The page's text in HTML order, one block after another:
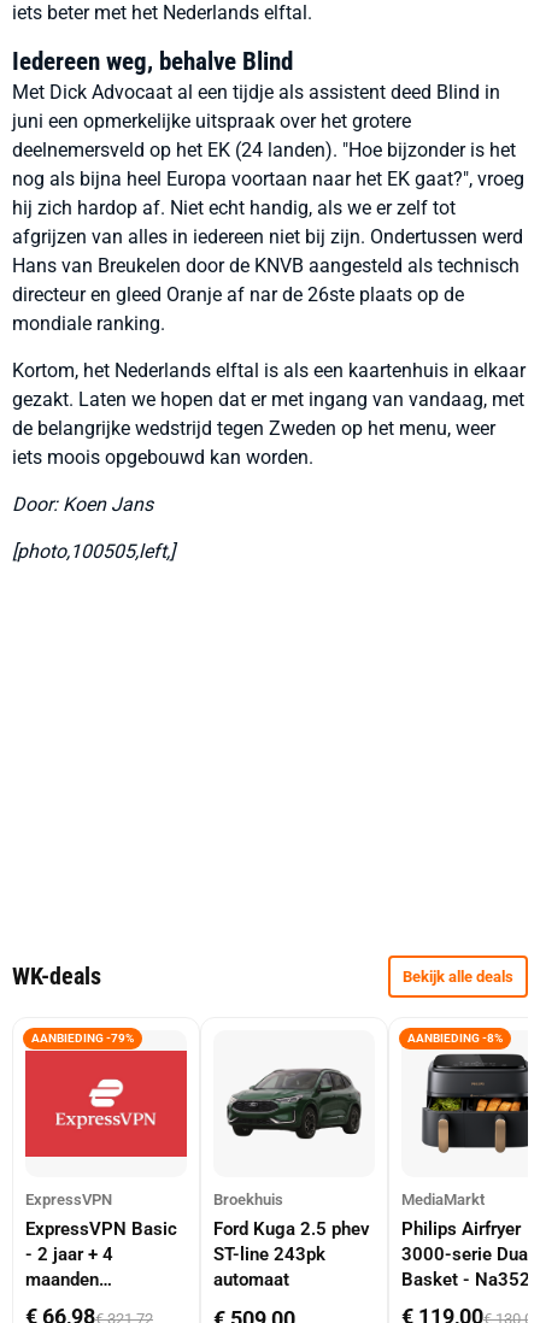
iets beter met het Nederlands elftal.
Iedereen weg, behalve Blind
Met Dick Advocaat al een tijdje als assistent deed Blind in
juni een opmerkelijke uitspraak over het grotere
deelnemersveld op het EK (24 landen). "Hoe bijzonder is het
nog als bijna heel Europa voortaan naar het EK gaat?", vroeg
hij zich hardop af. Niet echt handig, als we er zelf tot
afgrijzen van alles in iedereen niet bij zijn. Ondertussen werd
Hans van Breukelen door de KNVB aangesteld als technisch
directeur en gleed Oranje af nar de 26ste plaats op de
mondiale ranking.
Kortom, het Nederlands elftal is als een kaartenhuis in elkaar
gezakt. Laten we hopen dat er met ingang van vandaag, met
de belangrijke wedstrijd tegen Zweden op het menu, weer
iets moois opgebouwd kan worden.
Door: Koen Jans
[photo,100505,left,]
WK-deals Bekijk alle deals
AANBIEDING -79%
ExpressVPN
ExpressVPN Basic
- 2 jaar + 4
maanden
abonnement
€ 66,98€ 321,72
Broekhuis
Ford Kuga 2.5 phev
ST-line 243pk
automaat
AANBIEDING -8%
MediaMarkt
Philips Airfryer
3000-serie Dual
Basket -
Dubbele Mand 9
€ 119,00€ 130,00